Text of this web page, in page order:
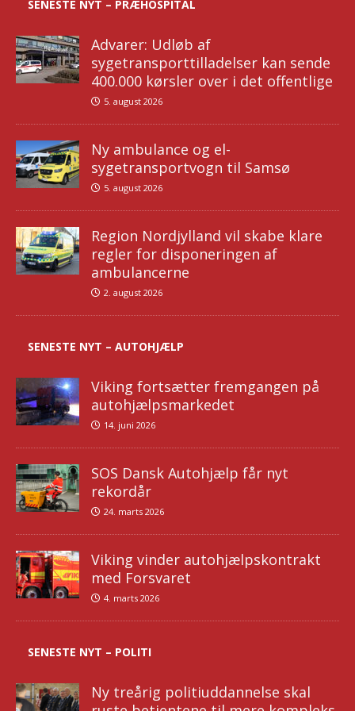
SENESTE NYT – PRÆHOSPITAL
Advarer: Udløb af
sygetransporttilladelser kan sende
400.000 kørsler over i det offentlige
5. august 2026
Ny ambulance og el-
sygetransportvogn til Samsø
5. august 2026
Region Nordjylland vil skabe klare
regler for disponeringen af
ambulancerne
2. august 2026
SENESTE NYT – AUTOHJÆLP
Viking fortsætter fremgangen på
autohjælpsmarkedet
14. juni 2026
SOS Dansk Autohjælp får nyt
rekordår
24. marts 2026
Viking vinder autohjælpskontrakt
med Forsvaret
4. marts 2026
SENESTE NYT – POLITI
Ny treårig politiuddannelse skal